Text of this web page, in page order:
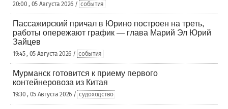
20:00 , 05 Августа 2026 / события
Пассажирский причал в Юрино построен на треть,
работы опережают график — глава Марий Эл Юрий
Зайцев
19:45 , 05 Августа 2026 / события
Мурманск готовится к приему первого
контейнеровоза из Китая
19:30 , 05 Августа 2026 / судоходство